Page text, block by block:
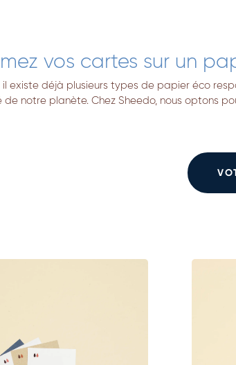
vos cartes sur un
il existe déjà plusieurs types de papier éco
de notre planète. Chez Sheedo, nous optons